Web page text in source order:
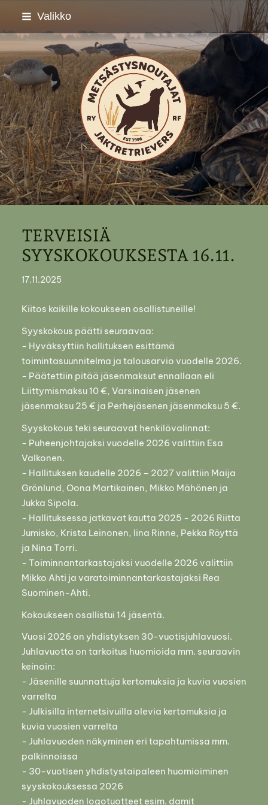
Siirry
sivun
sisältöön
Valikko
Metsästysnoutajat ry
TERVEISIÄ
SYYSKOKOUKSESTA 16.11.
17.11.2025
Kiitos kaikille kokoukseen osallistuneille!
Syyskokous päätti seuraavaa:
- Hyväksyttiin hallituksen esittämä
toimintasuunnitelma ja talousarvio vuodelle 2026.
- Päätettiin pitää jäsenmaksut ennallaan eli
Liittymismaksu 10 €, Varsinaisen jäsenen
jäsenmaksu 25 € ja Perhejäsenen jäsenmaksu 5 €.
Syyskokous teki seuraavat henkilövalinnat:
- Puheenjohtajaksi vuodelle 2026 valittiin Esa
Valkonen.
- Hallituksen kaudelle 2026 – 2027 valittiin Maija
Grönlund, Oona Martikainen, Mikko Mähönen ja
Jukka Sipola.
- Hallituksessa jatkavat kautta 2025 - 2026 Riitta
Jumisko, Krista Leinonen, Iina Rinne, Pekka Röyttä
ja Nina Torri.
- Toiminnantarkastajaksi vuodelle 2026 valittiin
Mikko Ahti ja varatoiminnantarkastajaksi Rea
Suominen-Ahti.
Kokoukseen osallistui 14 jäsentä.
Vuosi 2026 on yhdistyksen 30-vuotisjuhlavuosi.
Juhlavuotta on tarkoitus huomioida mm. seuraavin
keinoin:
- Jäsenille suunnattuja kertomuksia ja kuvia vuosien
varrelta
- Julkisilla internetsivuilla olevia kertomuksia ja
kuvia vuosien varrelta
- Juhlavuoden näkyminen eri tapahtumissa mm.
palkinnoissa
- 30-vuotisen yhdistystaipaleen huomioiminen
syyskokouksessa 2026
- Juhlavuoden logotuotteet esim. damit